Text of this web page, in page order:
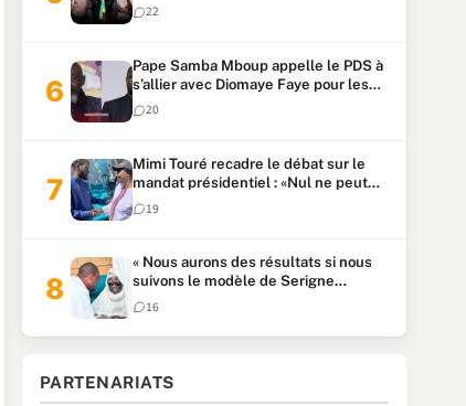
Ndiaye Touba lourdement
condamnés
22
Pape Samba Mboup appelle le PDS à
s’allier avec Diomaye Faye pour les
locales et tacle Sonko
20
Mimi Touré recadre le débat sur le
mandat présidentiel : «Nul ne peut
faire plus de deux mandats
consécutifs de 5 ans»
19
« Nous aurons des résultats si nous
suivons le modèle de Serigne
Touba » : Ousmane Sonko au Khalife
Serigne Mountakha
16
PARTENARIATS